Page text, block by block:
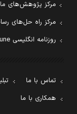
مرکز پژوهش‌های
مرکز راه حل‌های
روزنامه انگلیسی Financial Tribune
تماس با ما
همکاری با ما